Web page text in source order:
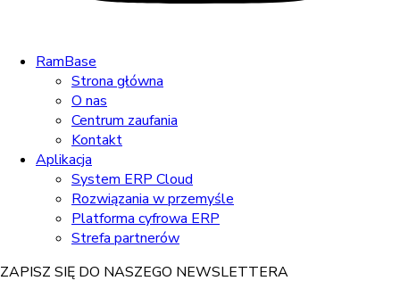
RamBase
Strona główna
O nas
Centrum zaufania
Kontakt
Aplikacja
System ERP Cloud
Rozwiązania w przemyśle
Platforma cyfrowa ERP
Strefa partnerów
ZAPISZ SIĘ DO NASZEGO NEWSLETTERA